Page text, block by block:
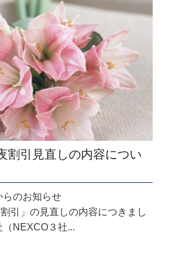
割引見直しの内容につい
らのお知らせ
引」の見直しの内容につきまし
NEXCO３社...